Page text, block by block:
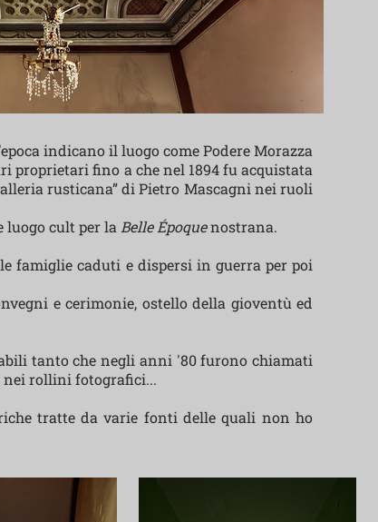
indicano il luogo come Podere Morazza
proprietari fino a che nel 1894 fu acquistata
rusticana” di Pietro Mascagni nei ruoli
cult per la Belle Époquenostrana.
famiglie caduti e dispersi in guerra per poi
e cerimonie, ostello della gioventù ed
tanto che negli anni '80 furono chiamati
nei rollini fotografici...
tratte da varie fonti delle quali non ho